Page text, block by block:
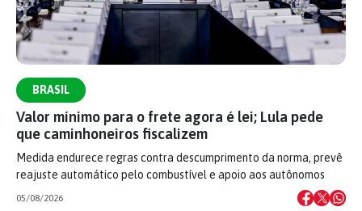
BRASIL
Valor mínimo para o frete agora é lei; Lula pede
que caminhoneiros fiscalizem
Medida endurece regras contra descumprimento da norma, prevê
reajuste automático pelo combustível e apoio aos autônomos
05/08/2026